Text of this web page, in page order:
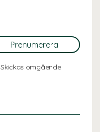
Skickas omgående